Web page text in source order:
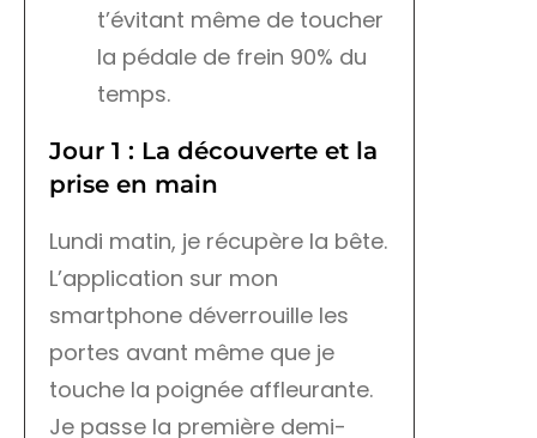
t’évitant même de toucher
la pédale de frein 90% du
temps.
Jour 1 : La découverte et la
prise en main
Lundi matin, je récupère la bête.
L’application sur mon
smartphone déverrouille les
portes avant même que je
touche la poignée affleurante.
Je passe la première demi-